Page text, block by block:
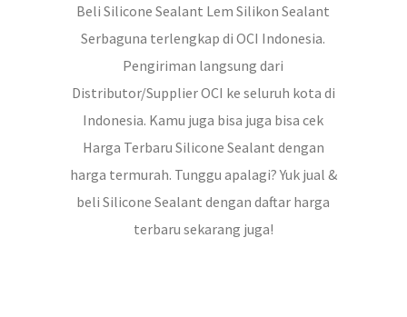
Beli Silicone Sealant Lem Silikon Sealant
Serbaguna terlengkap di OCI Indonesia.
Pengiriman langsung dari
Distributor/Supplier OCI ke seluruh kota di
Indonesia. Kamu juga bisa juga bisa cek
Harga Terbaru Silicone Sealant dengan
harga termurah. Tunggu apalagi? Yuk jual &
beli Silicone Sealant dengan daftar harga
terbaru sekarang juga!